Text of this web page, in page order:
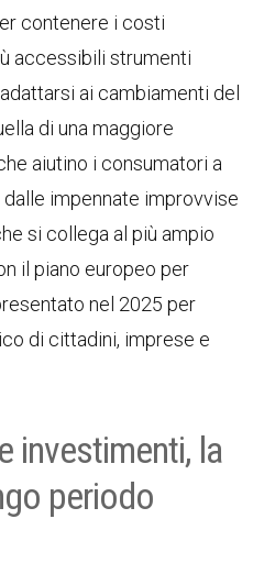
contenere i costi
accessibili strumenti
ai cambiamenti del
di una maggiore
aiutino i consumatori a
impennate improvvise
si collega al più ampio
il piano europeo per
nel 2025 per
di cittadini, imprese e
investimenti, la
periodo